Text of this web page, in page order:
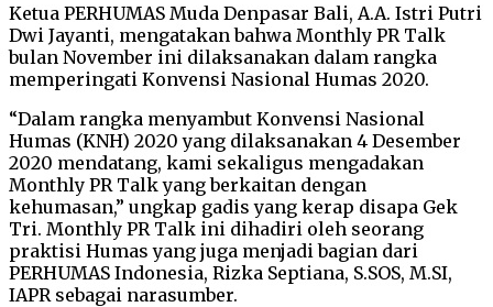
Ketua PERHUMAS Muda Denpasar Bali, A.A. Istri Putri
Dwi Jayanti, mengatakan bahwa Monthly PR Talk
bulan November ini dilaksanakan dalam rangka
memperingati Konvensi Nasional Humas 2020.
“Dalam rangka menyambut Konvensi Nasional
Humas (KNH) 2020 yang dilaksanakan 4 Desember
2020 mendatang, kami sekaligus mengadakan
Monthly PR Talk yang berkaitan dengan
kehumasan,” ungkap gadis yang kerap disapa Gek
Tri. Monthly PR Talk ini dihadiri oleh seorang
praktisi Humas yang juga menjadi bagian dari
PERHUMAS Indonesia, Rizka Septiana, S.SOS, M.SI,
IAPR sebagai narasumber.